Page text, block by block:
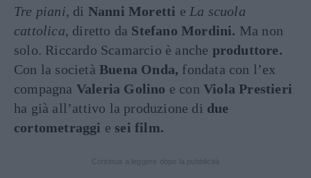
Tre piani, di Nanni Moretti e La scuola
cattolica, diretto da Stefano Mordini. Ma non
solo. Riccardo Scamarcio è anche produttore.
Con la società Buena Onda, fondata con l’ex
compagna Valeria Golino e conViola Prestieri
ha già all’attivo la produzione di due
cortometraggi e sei film.